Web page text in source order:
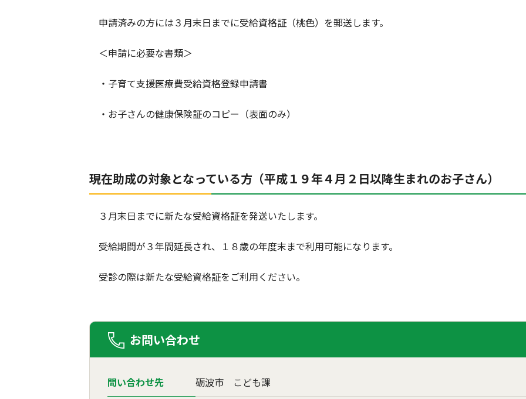
申請済みの方には３月末日までに受給資格証（桃色）を郵送します。
＜申請に必要な書類＞
・子育て支援医療費受給資格登録申請書
・お子さんの健康保険証のコピー（表面のみ）
現在助成の対象となっている方（平成１９年４月２日以降生まれのお子さん）
３月末日までに新たな受給資格証を発送いたします。
受給期間が３年間延長され、１８歳の年度末まで利用可能になります。
受診の際は新たな受給資格証をご利用ください。
お問い合わせ
問い合わせ先 砺波市 こども課